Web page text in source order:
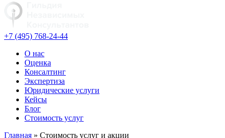
+7 (495) 768-24-44
О нас
Оценка
Консалтинг
Экспертиза
Юридические услуги
Кейсы
Блог
Стоимость услуг
Главная » Стоимость услуг и акции